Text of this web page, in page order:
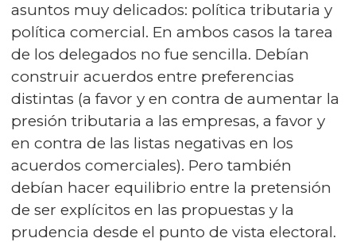
asuntos muy delicados: política tributaria y
política comercial. En ambos casos la tarea
de los delegados no fue sencilla. Debían
construir acuerdos entre preferencias
distintas (a favor y en contra de aumentar la
presión tributaria a las empresas, a favor y
en contra de las listas negativas en los
acuerdos comerciales). Pero también
debían hacer equilibrio entre la pretensión
de ser explícitos en las propuestas y la
prudencia desde el punto de vista electoral.